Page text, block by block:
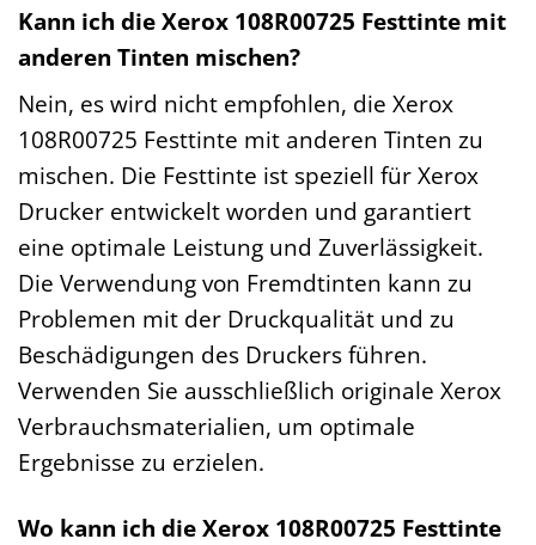
Kann ich die Xerox 108R00725 Festtinte mit
anderen Tinten mischen?
Nein, es wird nicht empfohlen, die Xerox
108R00725 Festtinte mit anderen Tinten zu
mischen. Die Festtinte ist speziell für Xerox
Drucker entwickelt worden und garantiert
eine optimale Leistung und Zuverlässigkeit.
Die Verwendung von Fremdtinten kann zu
Problemen mit der Druckqualität und zu
Beschädigungen des Druckers führen.
Verwenden Sie ausschließlich originale Xerox
Verbrauchsmaterialien, um optimale
Ergebnisse zu erzielen.
Wo kann ich die Xerox 108R00725 Festtinte